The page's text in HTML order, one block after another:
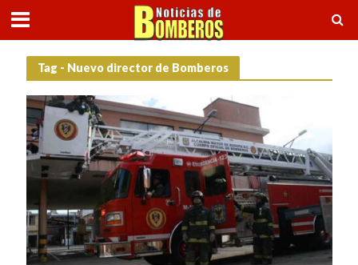
Tag - Nuevo director de Bomberos